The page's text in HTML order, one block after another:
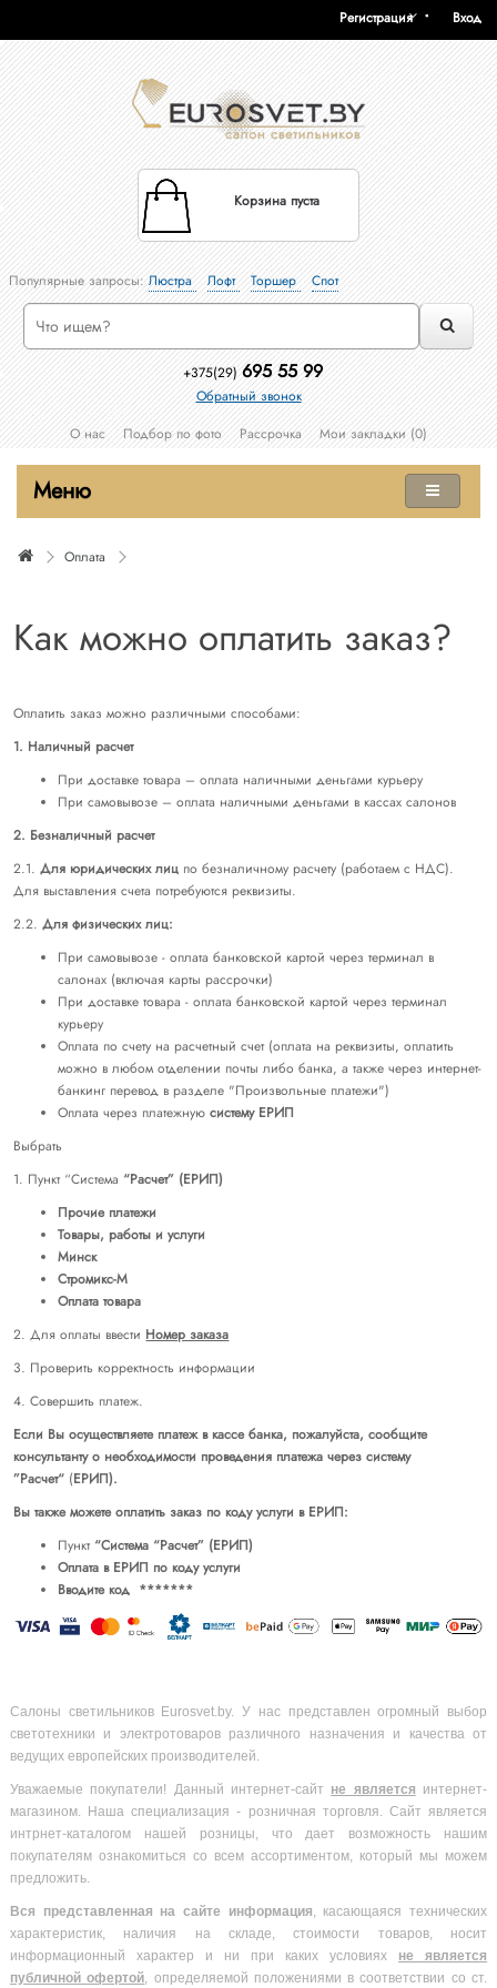
Вход
Регистрация
Корзина пуста
Популярные запросы:Люстра Лофт Торшер Спот
+375(29) 695 55 99
Обратный звонок
О нас
Подбор по фото Рассрочка Мои закладки (0)
Меню
Оплата
Как можно оплатить заказ?
Оплатить заказ можно различными способами:
1. Наличный расчет
При доставке товара – оплата наличными деньгами курьеру
При самовывозе – оплата наличными деньгами в кассах салонов
2. Безналичный расчет
2.1.Для юридических лиц по безналичному расчету (работаем с НДС).
Для выставления счета потребуются реквизиты.
2.2.Для физических лиц:
При самовывозе - оплата банковской картой через терминал в
салонах (включая карты рассрочки)
При доставке товара - оплата банковской картой через терминал
курьеру
Оплата по счету на расчетный счет (оплата на реквизиты, оплатить
можно в любом отделении почты либо банка, а также через интернет-
банкинг перевод в разделе "Произвольные платежи")
Оплата через платежнуюсистему ЕРИП
Выбрать
1. Пункт “Система “Расчет” (ЕРИП)
Прочие платежи
Товары, работы и услуги
Минск
Стромикс-М
Оплата товара
2. Для оплаты ввести Номер заказа
3. Проверить корректность информации
4. Совершить платеж.
Если Вы осуществляете платеж в кассе банка, пожалуйста, сообщите
консультанту о необходимости проведения платежа через систему
”Расчет“ (ЕРИП).
Вы также можете оплатить заказ по коду услуги в ЕРИП:
Пункт “Система “Расчет” (ЕРИП)
Оплата в ЕРИП по коду услуги
Вводите код *******
Салоны светильников Eurosvet.by. У нас представлен огромный выбор
светотехники и электротоваров различного назначения и качества от
ведущих европейских производителей.
Уважаемые покупатели! Данный интернет-сайт не является интернет-
магазином. Наша специализация - розничная торговля. Сайт является
интрнет-каталогом нашей розницы, что дает возможность нашим
покупателям ознакомиться со всем ассортиментом, который мы можем
предложить.
Вся представленная на сайте информация, касающаяся технических
характеристик, наличия на складе, стоимости товаров, носит
информационный характер и ни при каких условиях не является
публичной офертой, определяемой положениями в соответствии со ст.